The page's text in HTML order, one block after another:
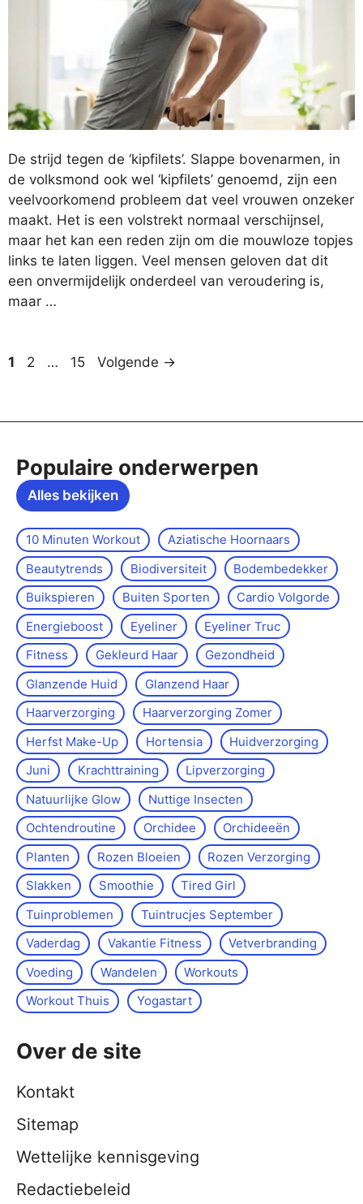
De strijd tegen de ‘kipfilets’. Slappe bovenarmen, in
de volksmond ook wel ‘kipfilets’ genoemd, zijn een
veelvoorkomend probleem dat veel vrouwen onzeker
maakt. Het is een volstrekt normaal verschijnsel,
maar het kan een reden zijn om die mouwloze topjes
links te laten liggen. Veel mensen geloven dat dit
een onvermijdelijk onderdeel van veroudering is,
maar …
Pagina
1 Pagina
2 … Pagina
15 Volgende →
Populaire onderwerpen
Alles bekijken
10 Minuten Workout
Aziatische Hoornaars
Beautytrends
Biodiversiteit
Bodembedekker
Buikspieren
Buiten Sporten
Cardio Volgorde
Energieboost
Eyeliner
Eyeliner Truc
Fitness
Gekleurd Haar
Gezondheid
Glanzende Huid
Glanzend Haar
Haarverzorging
Haarverzorging Zomer
Herfst Make-Up
Hortensia
Huidverzorging
Juni
Krachttraining
Lipverzorging
Natuurlijke Glow
Nuttige Insecten
Ochtendroutine
Orchidee
Orchideeën
Planten
Rozen Bloeien
Rozen Verzorging
Slakken
Smoothie
Tired Girl
Tuinproblemen
Tuintrucjes September
Vaderdag
Vakantie Fitness
Vetverbranding
Voeding
Wandelen
Workouts
Workout Thuis
Yoga­start
Over de site
Kontakt
Sitemap
Wettelijke kennisgeving
Redactiebeleid